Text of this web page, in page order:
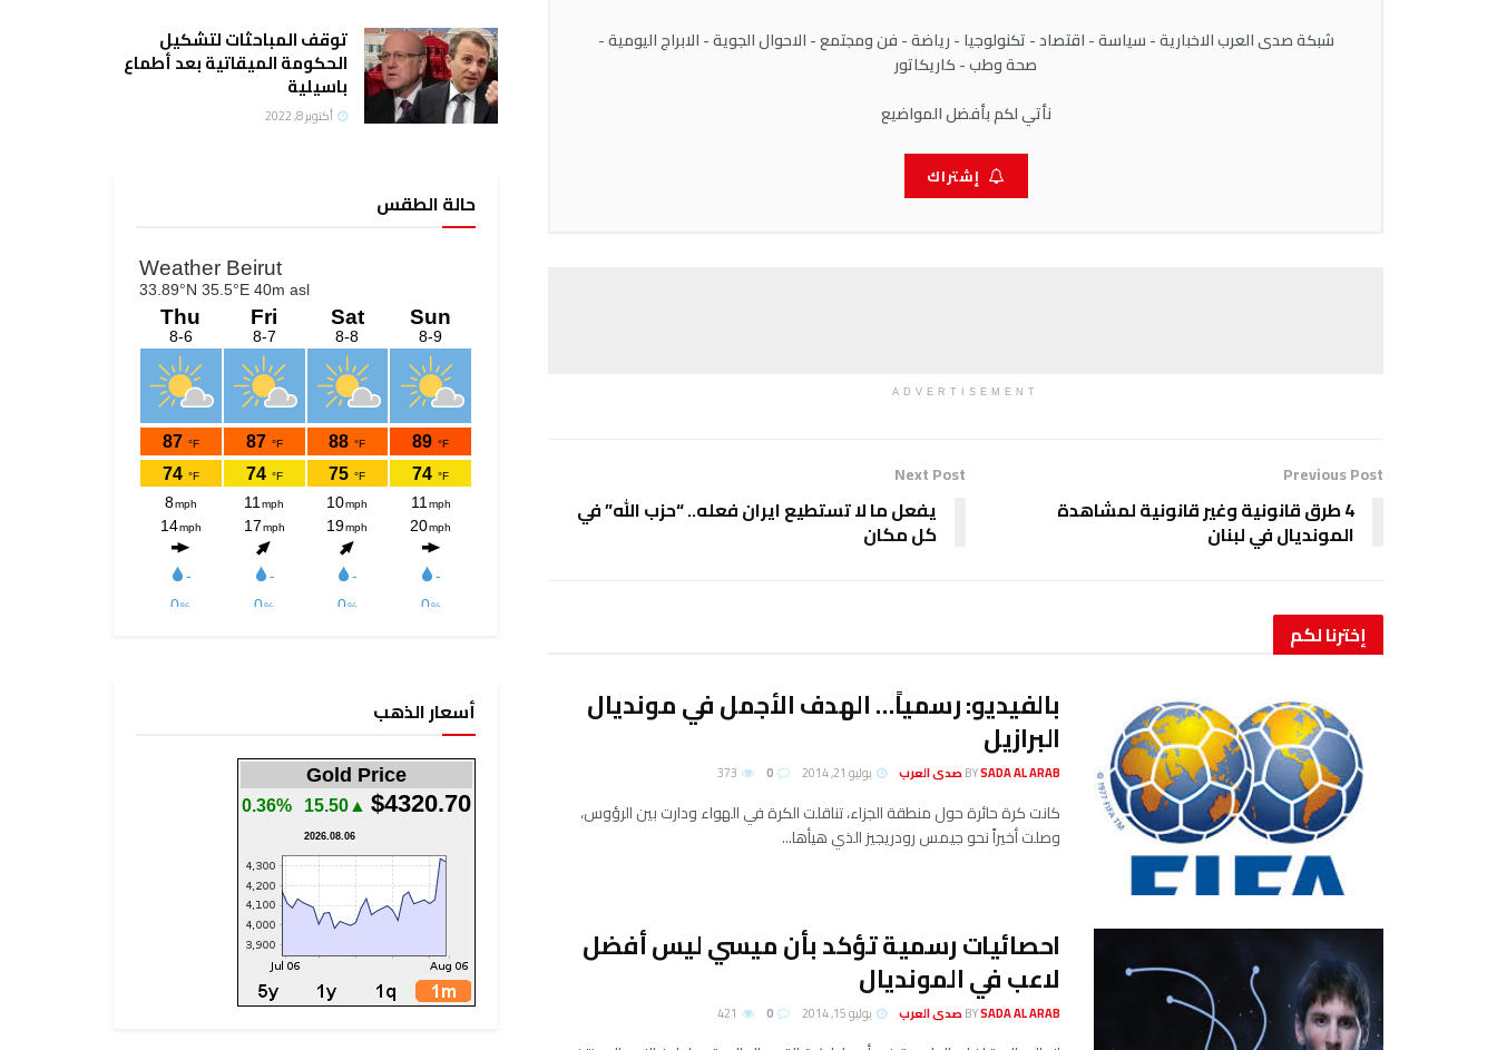
شبكة صدى العرب الاخبارية - سياسة - اقتصاد - تكنولوجيا - رياضة - فن ومجتمع - الاحوال الجوية - الابراج اليومية -
صحة وطب - كاريكاتور
نأتي لكم بأفضل المواضيع
إشتراك
ADVERTISEMENT
Previous Post
4 طرق قانونية وغير قانونية لمشاهدة
المونديال في لبنان
Next Post
يفعل ما لا تستطيع ايران فعله.. “حزب الله” في
كل مكان
إخترنالكم
بالفيديو: رسمياً… الهدف الأجمل في مونديال
البرازيل
BYSADA AL ARAB صدى العرب يوليو 21, 2014
كانت كرة حائرة حول منطقة الجزاء، تناقلت الكرة في الهواء ودارت بين الرؤوس،
وصلت أخيراً نحو جيمس رودريجيز الذي هيأها...
احصائيات رسمية تؤكد بأن ميسي ليس أفضل
لاعب في المونديال
BYSADA AL ARAB صدى العرب يوليو 15, 2014
توقف المباحثات لتشكيل
الحكومة الميقاتية بعد أطماع
باسيلية
أكتوبر 8, 2022
حالة الطقس
أسعار الذهب
Gold Price
$4320.70
▲15.50
0.36%
2026.08.06